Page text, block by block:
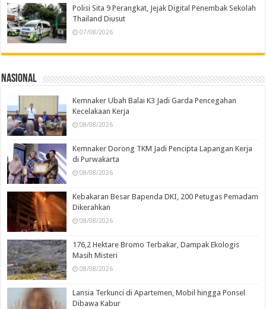
Polisi Sita 9 Perangkat, Jejak Digital Penembak Sekolah
Thailand Diusut
07/08/2026
Nasional
Kemnaker Ubah Balai K3 Jadi Garda Pencegahan
Kecelakaan Kerja
08/08/2026
Kemnaker Dorong TKM Jadi Pencipta Lapangan Kerja
di Purwakarta
08/08/2026
Kebakaran Besar Bapenda DKI, 200 Petugas Pemadam
Dikerahkan
08/08/2026
176,2 Hektare Bromo Terbakar, Dampak Ekologis
Masih Misteri
08/08/2026
Lansia Terkunci di Apartemen, Mobil hingga Ponsel
Dibawa Kabur